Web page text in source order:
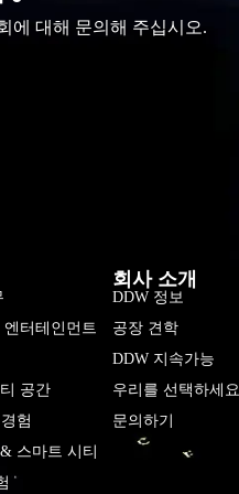
에 대해 문의해 주십시오.
터테인먼트
공간
험
스마트 시티
회사 소개
DDW 정보
공장 견학
DDW 지속가능
우리를 선택하세요
문의하기